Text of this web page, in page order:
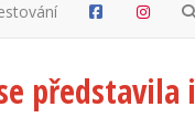
představila i